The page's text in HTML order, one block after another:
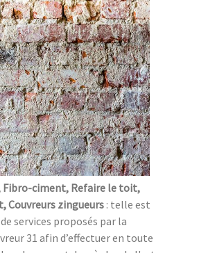
Fibro-ciment, Refaire le toit,
Couvreurs zingueurs : telle est
services proposés par la
31 afin d’effectuer en toute